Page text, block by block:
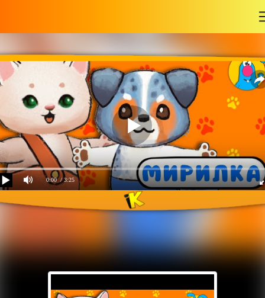
0:00 / 3:25
Мирилка